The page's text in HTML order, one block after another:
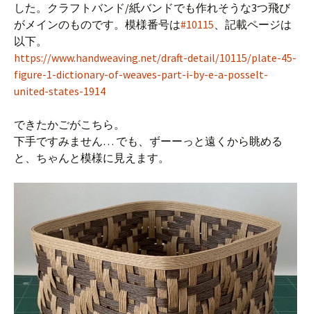
した。クラフトバンド/紙バンドでも作れそうな3つ飛び
がメインのものです。模様番号は#10115、記載ページは
以下。
https://www.handweaving.net/draft-detail/10115/plate-45-
figure-1-dictionary-of-weaves-part-i-by-e-a-posselt-
united-states-1914
できたかごがこちら。
下手ですみません… でも、ずーーっと遠くから眺める
と、ちゃんと模様に見えます。